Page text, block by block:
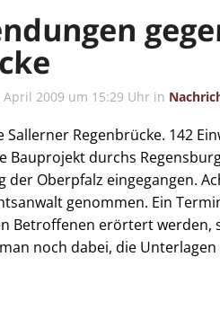
April 2009 um 15:29 Uhr in
Sallerner Regenbrücke. 142
Bauprojekt durchs
der Oberpfalz eingegangen.
genommen. Ein
Betroffenen erörtert werden,
noch dabei, die